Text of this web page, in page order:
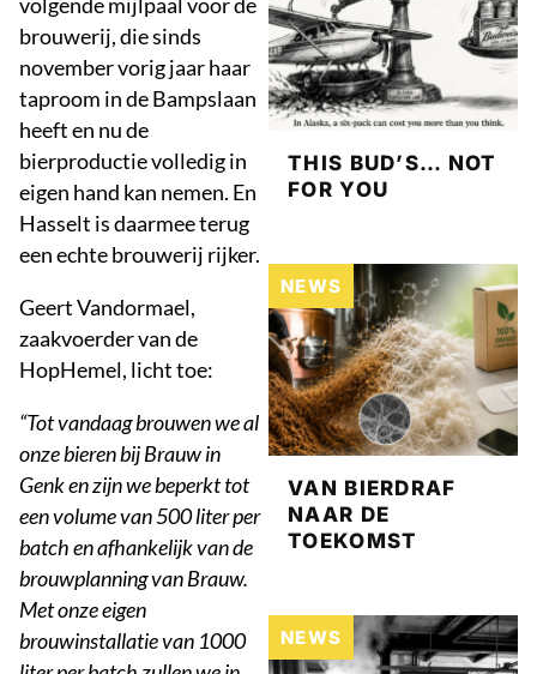
brouwerij, die sinds
november vorig jaar haar
taproom in de Bampslaan
heeft en nu de
bierproductie volledig in
eigen hand kan nemen. En
Hasselt is daarmee terug
een echte brouwerij rijker.
Geert Vandormael,
zaakvoerder van de
HopHemel, licht toe:
“Tot vandaag brouwen we al
onze bieren bij Brauw in
Genk en zijn we beperkt tot
een volume van 500 liter per
batch en afhankelijk van de
brouwplanning van Brauw.
Met onze eigen
brouwinstallatie van 1000
THIS BUD’S… NOT
FOR YOU
NEWS
VAN BIERDRAF
NAAR DE
TOEKOMST
NEWS